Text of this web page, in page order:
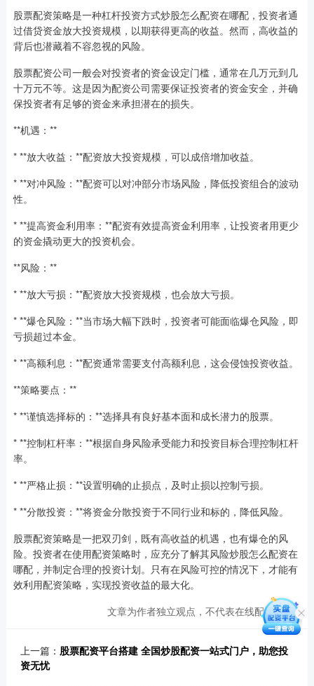
股票配资策略是一种杠杆投资方式炒股怎么配资在哪配，投资者通
过借贷资金放大投资规模，以期获得更高的收益。然而，高收益的
背后也潜藏着不容忽视的风险。
股票配资公司一般会对投资者的资金设定门槛，通常在几万元到几
十万元不等。这是因为配资公司需要保证投资者的资金安全，并确
保投资者有足够的资金来承担潜在的损失。
**机遇：**
* **放大收益：**配资放大投资规模，可以成倍增加收益。
* **对冲风险：**配资可以对冲部分市场风险，降低投资组合的波动
性。
* **提高资金利用率：**配资有效提高资金利用率，让投资者用更少
的资金撬动更大的投资机会。
**风险：**
* **放大亏损：**配资放大投资规模，也会放大亏损。
* **爆仓风险：**当市场大幅下跌时，投资者可能面临爆仓风险，即
亏损超过本金。
* **高额利息：**配资通常需要支付高额利息，这会侵蚀投资收益。
**策略要点：**
* **谨慎选择标的：**选择具有良好基本面和成长潜力的股票。
* **控制杠杆率：**根据自身风险承受能力和投资目标合理控制杠杆
率。
* **严格止损：**设置明确的止损点，及时止损以控制亏损。
* **分散投资：**将资金分散投资于不同行业和标的，降低风险。
股票配资策略是一把双刃剑，既有高收益的机遇，也有爆仓的风
险。投资者在使用配资策略时，应充分了解其风险炒股怎么配资在
哪配，并制定合理的投资计划。只有在风险可控的情况下，才能有
效利用配资策略，实现投资收益的最大化。
文章为作者独立观点，不代表在线配资观点
上一篇： 股票配资平台搭建 全国炒股配资一站式门户，助您投
资无忧